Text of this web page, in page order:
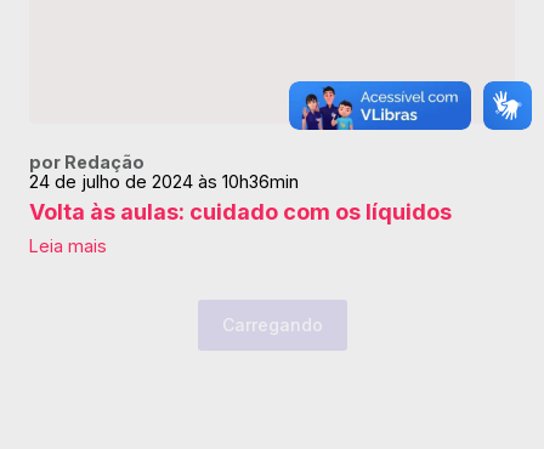
por Redação
24 de julho de 2024 às 10h36min
Volta às aulas: cuidado com os líquidos
Leia mais
Carregando